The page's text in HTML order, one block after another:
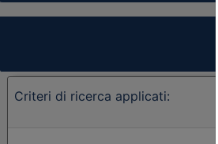
Criteri di ricerca applicati: